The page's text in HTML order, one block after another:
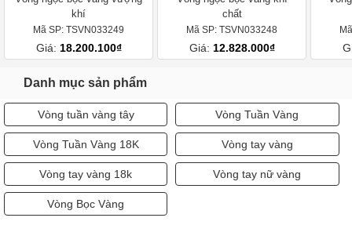
khí
Mã SP: TSVN033249
Giá: 18.200.100₫
chất
Mã SP: TSVN033248
Giá: 12.828.000₫
Danh mục sản phẩm
Vòng tuần vàng tây Vòng Tuần Vàng
Vòng Tuần Vàng 18K Vòng tay vàng
Vòng tay vàng 18k Vòng tay nữ vàng
Vòng Bọc Vàng